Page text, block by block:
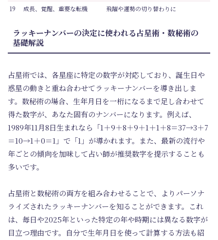
19
成長、覚醒、重要な転機 飛躍や運勢の切り替わりに
ラッキーナンバーの決定に使われる占星術・数秘術の
基礎解説
占星術では、各星座に特定の数字が対応しており、誕生日や
惑星の動きと重ね合わせてラッキーナンバーを導き出しま
す。数秘術の場合、生年月日を一桁になるまで足し合わせて
得た数字が、あなた固有のナンバーになります。例えば、
1989年11月8日生まれなら「1＋9＋8＋9＋1＋1＋8＝37→3＋7
＝10→1＋0＝1」で「1」が導かれます。また、最新の流行や
年ごとの傾向を加味して占い師が推奨数字を提示することも
多いです。
占星術と数秘術の両方を組み合わせることで、よりパーソナ
ライズされたラッキーナンバーを知ることができます。これ
は、毎日や2025年といった特定の年や時期には異なる数字が
目立つ理由です。自分で生年月日を使って計算する方法も紹